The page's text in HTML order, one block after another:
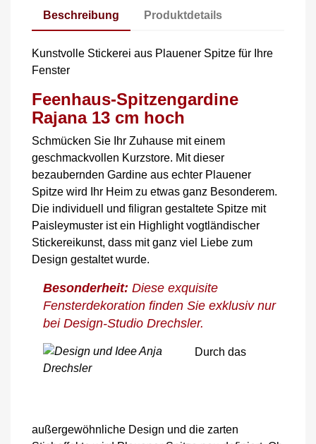
Beschreibung Produktdetails
Kunstvolle Stickerei aus Plauener Spitze für Ihre
Fenster
Feenhaus-Spitzengardine
Rajana 13 cm hoch
Schmücken Sie Ihr Zuhause mit einem
geschmackvollen Kurzstore. Mit dieser
bezaubernden Gardine aus echter Plauener
Spitze wird Ihr Heim zu etwas ganz Besonderem.
Die individuell und filigran gestaltete Spitze mit
Paisleymuster ist ein Highlight vogtländischer
Stickereikunst, dass mit ganz viel Liebe zum
Design gestaltet wurde.
Besonderheit: Diese exquisite
Fensterdekoration finden Sie exklusiv nur
bei Design-Studio Drechsler.
Durch das
außergewöhnliche Design und die zarten